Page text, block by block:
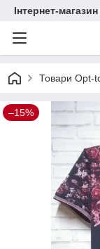
Інтернет-
Товари Opt-
–15%